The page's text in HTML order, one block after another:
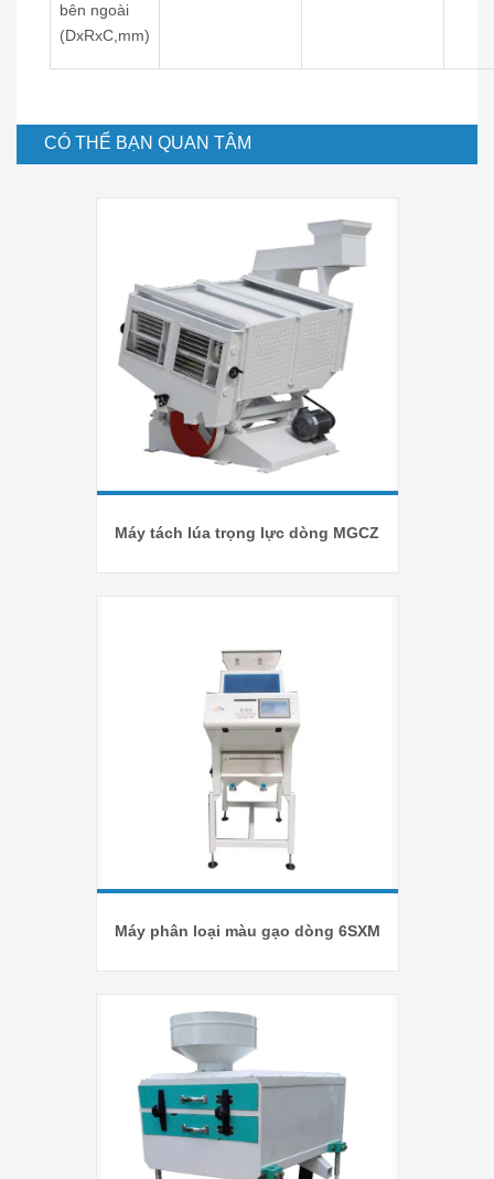
bên ngoài
(DxRxC,mm)
CÓ THỂ BẠN QUAN TÂM
Máy tách lúa trọng lực dòng MGCZ
Máy phân loại màu gạo dòng 6SXM